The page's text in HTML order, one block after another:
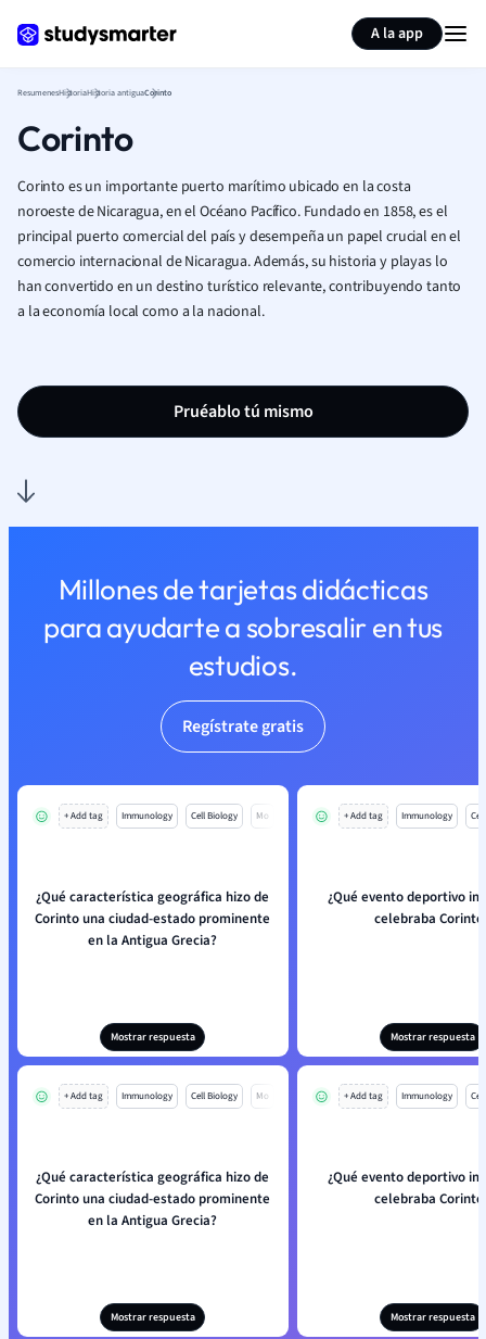
A la app
ResumenesHistoriaHistoria antiguaCorinto
Corinto
Corinto es un importante puerto marítimo ubicado en la costa
noroeste de Nicaragua, en el Océano Pacífico. Fundado en 1858, es el
principal puerto comercial del país y desempeña un papel crucial en el
comercio internacional de Nicaragua. Además, su historia y playas lo
han convertido en un destino turístico relevante, contribuyendo tanto
a la economía local como a la nacional.
Pruéablo tú mismo
Millones de tarjetas didácticas
para ayudarte a sobresalir en tus
estudios.
Regístrate gratis
+ Add tag Immunology Cell Biology Mo
¿Qué característica geográfica hizo de
Corinto una ciudad-estado prominente
en la Antigua Grecia?
Mostrar respuesta
+ Add tag Immunology
¿Qué evento deportivo
celebraba
Mostrar respuesta
+ Add tag Immunology Cell Biology Mo
¿Qué característica geográfica hizo de
Corinto una ciudad-estado prominente
en la Antigua Grecia?
Mostrar respuesta
+ Add tag Immunology
¿Qué evento deportivo
celebraba
Mostrar respuesta
Resumir página